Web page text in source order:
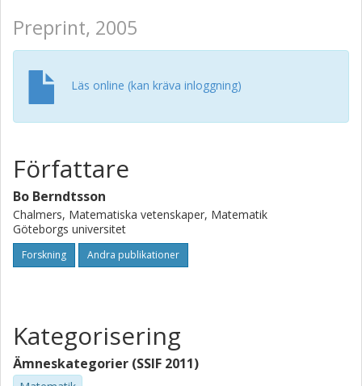
Preprint, 2005
Läs online (kan kräva inloggning)
Författare
Bo Berndtsson
Chalmers, Matematiska vetenskaper, Matematik
Göteborgs universitet
Forskning Andra publikationer
Kategorisering
Ämneskategorier (SSIF 2011)